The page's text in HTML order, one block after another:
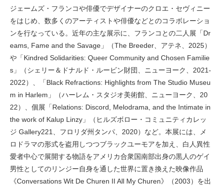
ジェームズ・フランコや俳優でデザイナーのクロエ・セヴィニー
をはじめ、数多くのアーティストや俳優などとのコラボレーショ
ンを行なっている。近年の主な展示に、フランコとの二人展「Dr
eams, Fame and the Savage」（The Breeder、アテネ、2025）
や「Kindred Solidarities: Queer Community and Chosen Familie
s」（シェリー＆ドナルド・ルービン財団、ニューヨーク、2021-
2022）、「Black Refractions: Highlights from The Studio Museu
m in Harlem」（ハーレム・スタジオ美術館、ニューヨーク、20
22）、個展「Relations: Discord, Melodrama, and the Intimate in
the work of Kalup Linzy」（ヒルズボロー・コミュニティカレッ
ジ Gallery221、フロリダ州タンパ、2020）など。本展には、メ
ロドラマの形式を盗用しつつブラックユーモアを加え、白人異性
愛者中心で展開する物語をアメリカ合衆国南部出身の黒人のゲイ
男性としてのリンジー自身を通した世界に置き換えた映像作品
《Conversations Wit De Churen II All My Churen》（2003）を出